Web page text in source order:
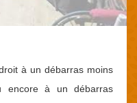
à un débarras moins
encore à un débarras